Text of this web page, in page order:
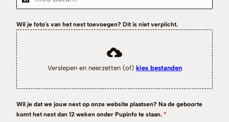
Wil je foto's van het nest toevoegen? Dit is niet verplicht.
Verslepen en neerzetten (of) kies bestanden
Wil je dat we jouw nest op onze website plaatsen? Na de geboorte
komt het nest dan 12 weken onder Pupinfo te staan. *